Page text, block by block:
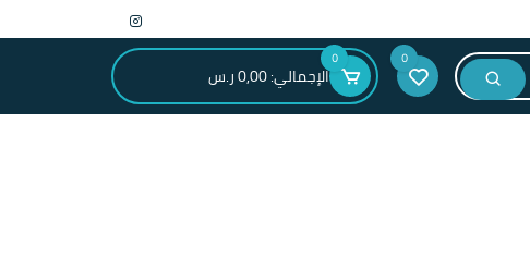
0
0
الإجمالي:0,00ر.س